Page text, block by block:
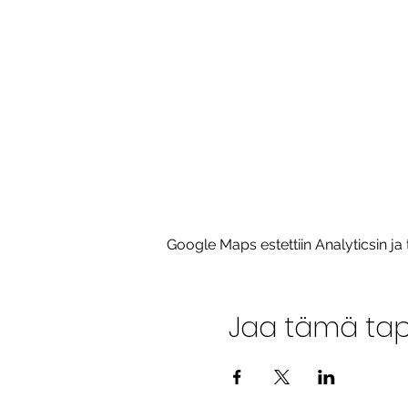
Google Maps estettiin Analyticsin
Jaa tämä